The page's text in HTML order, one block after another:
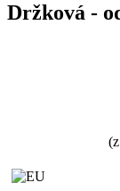
Držková -